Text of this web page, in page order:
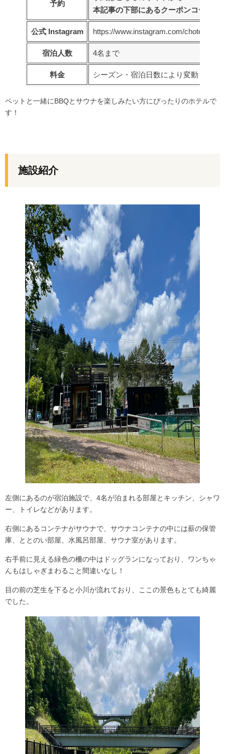
予約
本記事の下部にあるクーポンコードで
公式 Instagram https://www.instagram.com/chotel_biei/
宿泊人数 4名まで
料金 シーズン・宿泊日数により変動（
ペットと一緒にBBQとサウナを楽しみたい方にぴったりのホテルで
す！
施設紹介
左側にあるのが宿泊施設で、4名が泊まれる部屋とキッチン、シャワ
ー、トイレなどがあります。
右側にあるコンテナがサウナで、サウナコンテナの中には薪の保管
庫、ととのい部屋、水風呂部屋、サウナ室があります。
右手前に見える緑色の柵の中はドッグランになっており、ワンちゃ
んもはしゃぎまわること間違いなし！
目の前の芝生を下ると小川が流れており、ここの景色もとても綺麗
でした。